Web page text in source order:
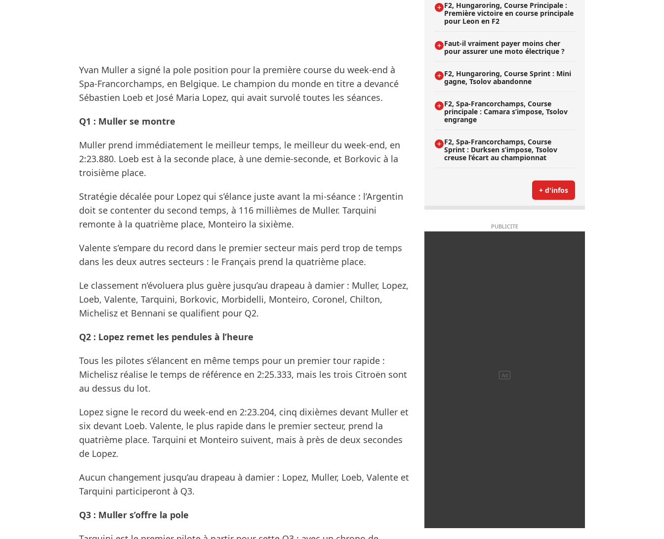
Yvan Muller a signé la pole position pour la première course du week-end à
Spa-Francorchamps, en Belgique. Le champion du monde en titre a devancé
Sébastien Loeb et José Maria Lopez, qui avait survolé toutes les séances.
Q1 : Muller se montre
Muller prend immédiatement le meilleur temps, le meilleur du week-end, en
2:23.880. Loeb est à la seconde place, à une demie-seconde, et Borkovic à la
troisième place.
Stratégie décalée pour Lopez qui s’élance juste avant la mi-séance : l’Argentin
doit se contenter du second temps, à 116 millièmes de Muller. Tarquini
remonte à la quatrième place, Monteiro la sixième.
Valente s’empare du record dans le premier secteur mais perd trop de temps
dans les deux autres secteurs : le Français prend la quatrième place.
Le classement n’évoluera plus guère jusqu’au drapeau à damier : Muller, Lopez,
Loeb, Valente, Tarquini, Borkovic, Morbidelli, Monteiro, Coronel, Chilton,
Michelisz et Bennani se qualifient pour Q2.
Q2 : Lopez remet les pendules à l’heure
Tous les pilotes s’élancent en même temps pour un premier tour rapide :
Michelisz réalise le temps de référence en 2:25.333, mais les trois Citroën sont
au dessus du lot.
Lopez signe le record du week-end en 2:23.204, cinq dixièmes devant Muller et
six devant Loeb. Valente, le plus rapide dans le premier secteur, prend la
quatrième place. Tarquini et Monteiro suivent, mais à près de deux secondes
de Lopez.
Aucun changement jusqu’au drapeau à damier : Lopez, Muller, Loeb, Valente et
Tarquini participeront à Q3.
Q3 : Muller s’offre la pole
F2, Hungaroring, Course Principale :
Première victoire en course principale
pour Leon en F2
Faut-il vraiment payer moins cher
pour assurer une moto électrique ?
F2, Hungaroring, Course Sprint : Mini
gagne, Tsolov abandonne
F2, Spa-Francorchamps, Course
principale : Camara s’impose, Tsolov
engrange
F2, Spa-Francorchamps, Course
Sprint : Durksen s’impose, Tsolov
creuse l’écart au championnat
+ d'infos